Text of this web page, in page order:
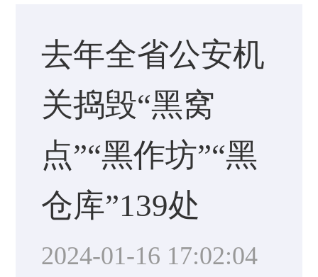
去年全省公安机
关捣毁“黑窝
点”“黑作坊”“黑
仓库”139处
2024-01-16 17:02:04